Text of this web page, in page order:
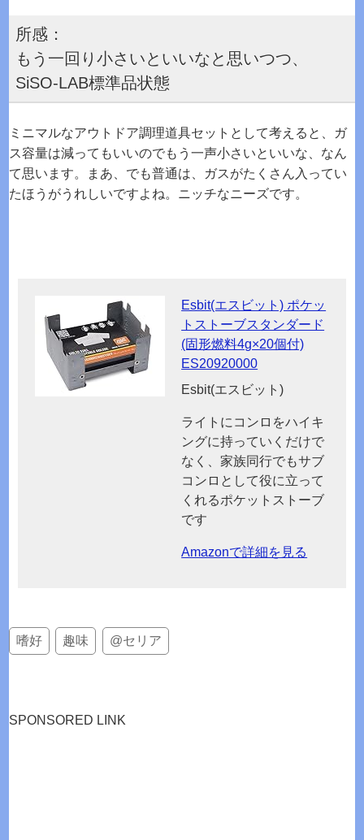
所感：
もう一回り小さいといいなと思いつつ、
SiSO-LAB標準品状態
ミニマルなアウトドア調理道具セットとして考えると、ガ
ス容量は減ってもいいのでもう一声小さいといいな、なん
て思います。まあ、でも普通は、ガスがたくさん入ってい
たほうがうれしいですよね。ニッチなニーズです。
Esbit(エスビット) ポケッ
トストーブスタンダード
(固形燃料4g×20個付)
ES20920000
Esbit(エスビット)
ライトにコンロをハイキ
ングに持っていくだけで
なく、家族同行でもサブ
コンロとして役に立って
くれるポケットストーブ
です
Amazonで詳細を見る
嗜好 趣味 @セリア
SPONSORED LINK